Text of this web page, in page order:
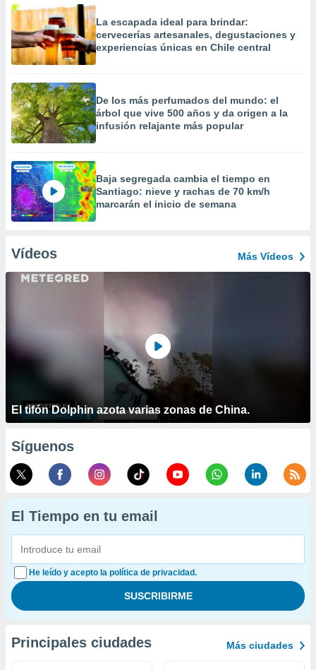
La escapada ideal para brindar:
cervecerías artesanales, degustaciones y
experiencias únicas en Chile central
De los más perfumados del mundo: el
árbol que vive 500 años y da origen a la
infusión relajante más popular
Baja segregada cambia el tiempo en
Santiago: nieve y rachas de 70 km/h
marcarán el inicio de semana
Vídeos Más Vídeos
El tifón Dolphin azota varias zonas de China.
Síguenos
El Tiempo en tu email
He leído y acepto la política de privacidad.
Principales ciudades Más ciudades